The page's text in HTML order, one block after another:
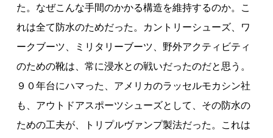
た。なぜこんな手間のかかる構造を維持するのか。こ
れは全て防水のためだった。カントリーシューズ、ワ
ークブーツ、ミリタリーブーツ、野外アクティビティ
のための靴は、常に浸水との戦いだったのだと思う。
９０年台にハマった、アメリカのラッセルモカシン社
も、アウトドアスポーツシューズとして、その防水の
ための工夫が、トリプルヴァンプ製法だった。これは